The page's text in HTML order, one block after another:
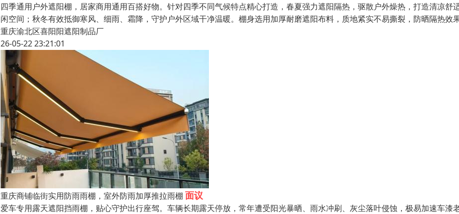
四季通用户外遮阳棚，居家商用通用百搭好物。针对四季不同气候特点精心打造，春夏强力遮阳隔热，驱散户外燥热，打造清凉舒
闲空间；秋冬有效抵御寒风、细雨、霜降，守护户外区域干净温暖。棚身选用加厚耐磨遮阳布料，质地紧实不易撕裂，防晒隔热效
重庆渝北区喜阳阳遮阳制品厂
26-05-22 23:21:01
重庆商铺临街实用防雨雨棚，室外防雨加厚推拉雨棚 面议
爱车专用露天遮阳挡雨棚，贴心守护出行座驾。车辆长期露天停放，常年遭受阳光暴晒、雨水冲刷、灰尘落叶侵蚀，极易加速车漆